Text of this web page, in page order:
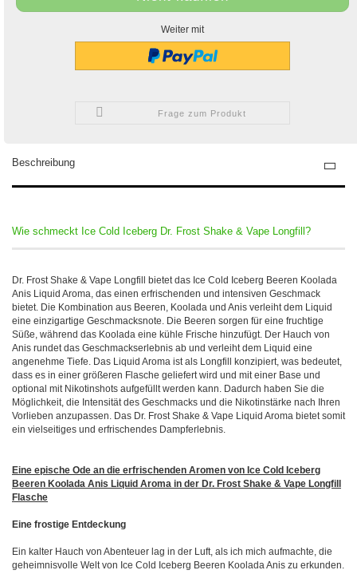
Weiter mit
Frage zum Produkt
Beschreibung
Wie schmeckt Ice Cold Iceberg Dr. Frost Shake & Vape Longfill?
Dr. Frost Shake & Vape Longfill bietet das Ice Cold Iceberg Beeren Koolada
Anis Liquid Aroma, das einen erfrischenden und intensiven Geschmack
bietet. Die Kombination aus Beeren, Koolada und Anis verleiht dem Liquid
eine einzigartige Geschmacksnote. Die Beeren sorgen für eine fruchtige
Süße, während das Koolada eine kühle Frische hinzufügt. Der Hauch von
Anis rundet das Geschmackserlebnis ab und verleiht dem Liquid eine
angenehme Tiefe. Das Liquid Aroma ist als Longfill konzipiert, was bedeutet,
dass es in einer größeren Flasche geliefert wird und mit einer Base und
optional mit Nikotinshots aufgefüllt werden kann. Dadurch haben Sie die
Möglichkeit, die Intensität des Geschmacks und die Nikotinstärke nach Ihren
Vorlieben anzupassen. Das Dr. Frost Shake & Vape Liquid Aroma bietet somit
ein vielseitiges und erfrischendes Dampferlebnis.
Eine epische Ode an die erfrischenden Aromen von Ice Cold Iceberg
Beeren Koolada Anis Liquid Aroma in der Dr. Frost Shake & Vape Longfill
Flasche
Eine frostige Entdeckung
Ein kalter Hauch von Abenteuer lag in der Luft, als ich mich aufmachte, die
geheimnisvolle Welt von Ice Cold Iceberg Beeren Koolada Anis zu erkunden.